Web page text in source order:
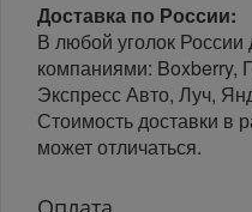
Доставка по России:
В любой уголок
компаниями: Boxberry,
Экспресс Авто, Луч,
Стоимость доставки в
может отличаться.